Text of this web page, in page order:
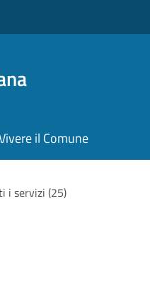
il Comune
i servizi (25)